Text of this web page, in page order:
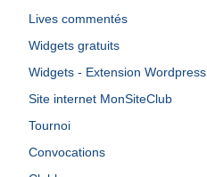
Lives commentés
Widgets gratuits
Widgets - Extension Wordpress
Site internet MonSiteClub
Tournoi
Convocations